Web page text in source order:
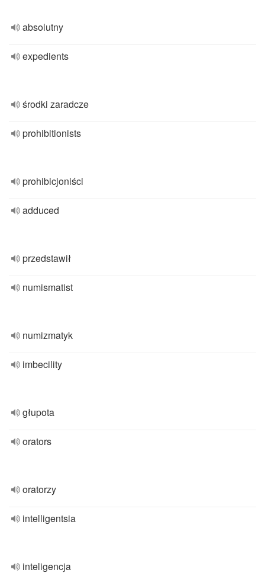
absolutny
expedients
środki zaradcze
prohibitionists
prohibicjoniści
adduced
przedstawił
numismatist
numizmatyk
imbecility
głupota
orators
oratorzy
intelligentsia
inteligencja